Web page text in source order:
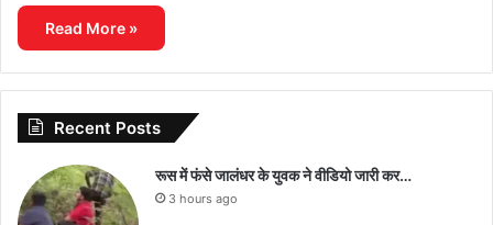
Read More »
Recent Posts
रूस में फंसे जालंधर के युवक ने वीडियो जारी कर…
3 hours ago